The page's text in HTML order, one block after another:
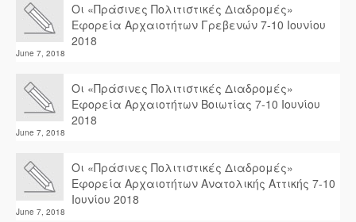
Οι «Πράσινες Πολιτιστικές Διαδρομές»
Εφορεία Αρχαιοτήτων Γρεβενών 7-10 Ιουνίου
2018
June 7, 2018
Οι «Πράσινες Πολιτιστικές Διαδρομές»
Εφορεία Αρχαιοτήτων Βοιωτίας 7-10 Ιουνίου
2018
June 7, 2018
Οι «Πράσινες Πολιτιστικές Διαδρομές»
Εφορεία Αρχαιοτήτων Ανατολικής Αττικής 7-10
Ιουνίου 2018
June 7, 2018